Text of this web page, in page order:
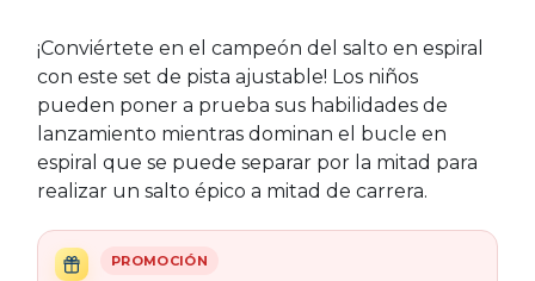
¡Conviértete en el campeón del salto en espiral
con este set de pista ajustable! Los niños
pueden poner a prueba sus habilidades de
lanzamiento mientras dominan el bucle en
espiral que se puede separar por la mitad para
realizar un salto épico a mitad de carrera.
PROMOCIÓN